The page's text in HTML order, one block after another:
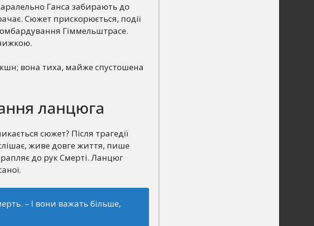
Ганса забирають до
Сюжет прискорюється, події
Гіммельштрасе.
вона тиха, майже спустошена
ланцюга
сюжет? Після трагедії
живе довге життя, пише
до рук Смерті. Ланцюг
– І вони важать більше,